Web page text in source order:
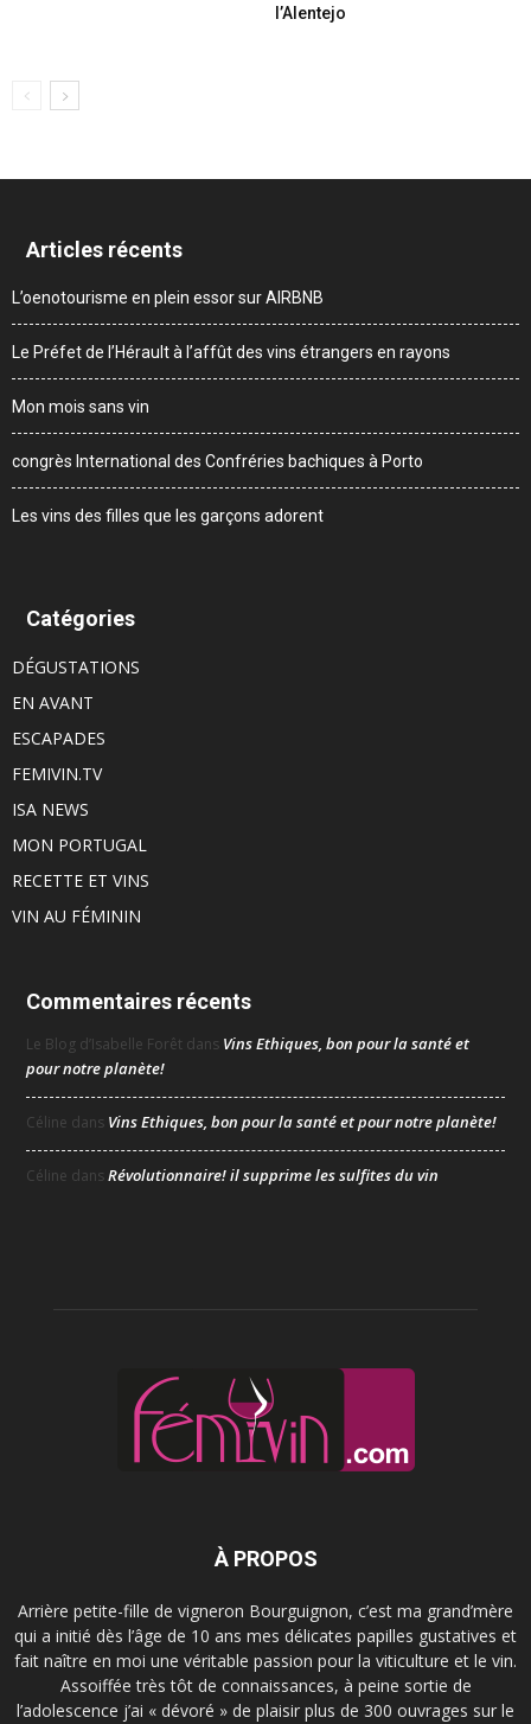
l’Alentejo
Articles récents
L’oenotourisme en plein essor sur AIRBNB
Le Préfet de l’Hérault à l’affût des vins étrangers en rayons
Mon mois sans vin
congrès International des Confréries bachiques à Porto
Les vins des filles que les garçons adorent
Catégories
DÉGUSTATIONS
EN AVANT
ESCAPADES
FEMIVIN.TV
ISA NEWS
MON PORTUGAL
RECETTE ET VINS
VIN AU FÉMININ
Commentaires récents
Le Blog d’Isabelle Forêt dans Vins Ethiques, bon pour la santé et
pour notre planète!
Céline dans Vins Ethiques, bon pour la santé et pour notre planète!
Céline dansRévolutionnaire! il supprime les sulfites du vin
À PROPOS
Arrière petite-fille de vigneron Bourguignon, c’est ma grand’mère
qui a initié dès l’âge de 10 ans mes délicates papilles gustatives et
fait naître en moi une véritable passion pour la viticulture et le vin.
Assoiffée très tôt de connaissances, à peine sortie de
l’adolescence j’ai « dévoré » de plaisir plus de 300 ouvrages sur le